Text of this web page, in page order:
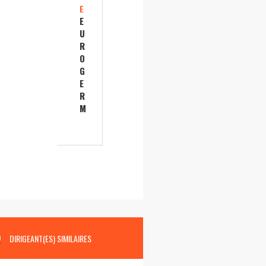
E
E
U
R
O
G
E
R
M
DIRIGEANT(ES) SIMILAIRES